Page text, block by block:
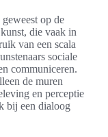
op de
die vaak in
van een scala
sociale
communiceren.
de muren
en perceptie
bij een dialoog